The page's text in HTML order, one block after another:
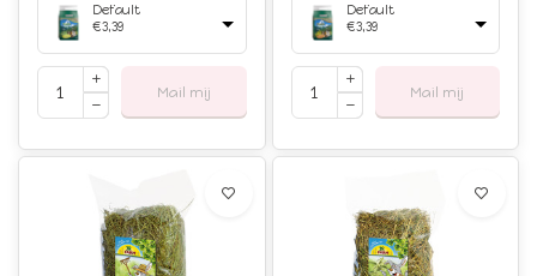
Default
€3,39
Mail mij
Default
€3,39
Mail mij